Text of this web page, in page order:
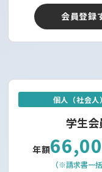
う一方かもしれない
てみるしかないと考
、知内商事のや地
人の知恵を集めれ
て、何かしらでき
生まれ育って幸せ
どもたちの世代でも
ちとできたらよいで
心に百年後の知内
会員登録
個人（社会人
学生会
年額
（※請求書一